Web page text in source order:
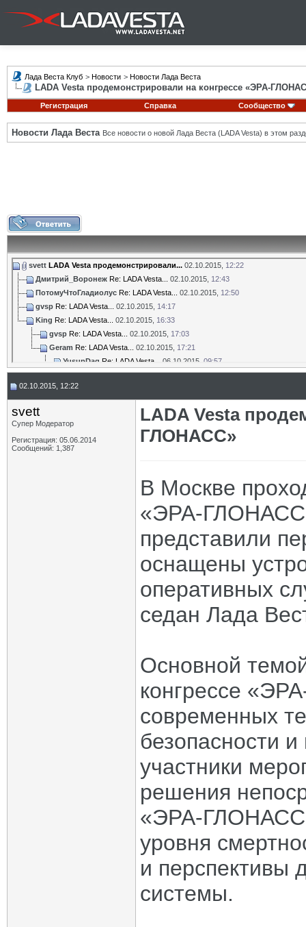
Лада Веста Клуб > Новости > Новости Лада Веста
LADA Vesta продемонстрировали на конгрессе «ЭРА-
Регистрация Справка Сообщество
Новости Лада Веста Все новости о новой Лада Веста (LADA Vesta) в этом
svett LADA Vesta продемонстрировали... 02.10.2015, 12:22
Дмитрий_Воронеж Re: LADA Vesta... 02.10.2015, 12:43
ПотомуЧтоГладиолус Re: LADA Vesta... 02.10.2015, 12:50
gvsp Re: LADA Vesta... 02.10.2015, 14:17
King Re: LADA Vesta... 02.10.2015, 16:33
gvsp Re: LADA Vesta... 02.10.2015, 17:03
Geram Re: LADA Vesta... 02.10.2015, 17:21
YusupDag Re: LADA Vesta... 06.10.2015, 09:57
Geram Re: LADA Vesta...06.10.2015,10:56
02.10.2015, 12:22
svett
Супер Модератор
Регистрация: 05.06.2014
Сообщений: 1,387
LADA Vesta
ГЛОНАСС»
В Москве
«ЭРА-
представили
оснащены
оперативных
седан Лада
Основной
конгрессе
современных
безопасности
участники
решения
«ЭРА-
уровня
и перспективы
системы.